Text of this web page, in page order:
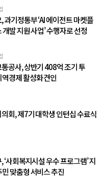
과기정통부 ‘AI 에이전트 마켓플
개발 지원 사업’ 수행자로 선정
공사, 상반기 408억 조기 투
경제 활성화 견인
회, 제7기 대학생 인턴십 수료식
‘사회복지시설 우수 프로그램’ 지
맞춤형 서비스 추진